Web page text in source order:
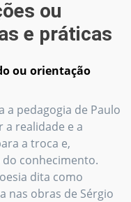
ou
e práticas
ou orientação
pedagogia de Paulo
realidade e a
a troca e,
conhecimento.
dita como
nas obras de Sérgio